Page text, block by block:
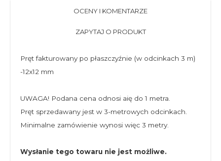
OCENY I KOMENTARZE
ZAPYTAJ O PRODUKT
Pręt fakturowany po płaszczyźnie (w odcinkach 3 m)
-12x12 mm
UWAGA! Podana cena odnosi aię do 1 metra.
Pręt sprzedawany jest w 3-metrowych odcinkach.
Minimalne zamówienie wynosi więc 3 metry.
Wysłanie tego towaru nie jest możliwe.